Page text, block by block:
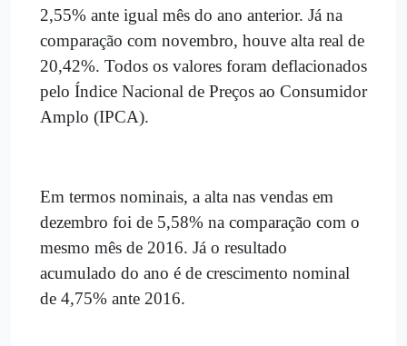
2,55% ante igual mês do ano anterior. Já na
comparação com novembro, houve alta real de
20,42%. Todos os valores foram deflacionados
pelo Índice Nacional de Preços ao Consumidor
Amplo (IPCA).
Em termos nominais, a alta nas vendas em
dezembro foi de 5,58% na comparação com o
mesmo mês de 2016. Já o resultado
acumulado do ano é de crescimento nominal
de 4,75% ante 2016.